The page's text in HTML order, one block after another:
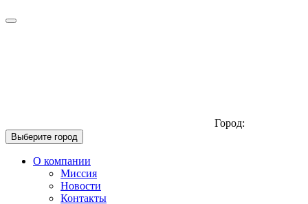
Город:
Выберите город
О компании
Миссия
Новости
Контакты